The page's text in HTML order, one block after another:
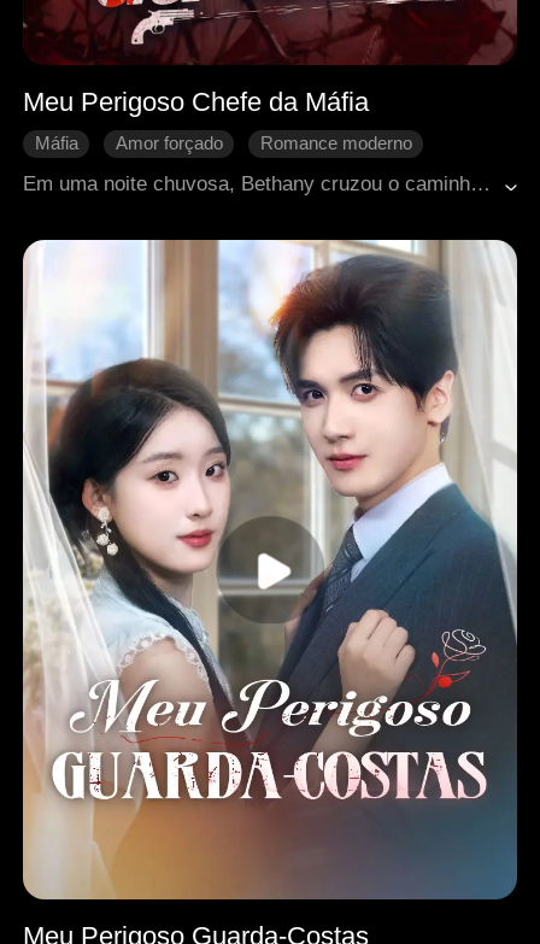
Meu Perigoso Chefe da Máfia
Máfia Amor forçado
Romance moderno
Em uma noite chuvosa, Bethany cruzou o caminho de Matthew, o enigmático líder de uma influente família do submundo. No instante em que a viu, Matthew se apaixonou por ela e não desistiu de conquistá-la. Com o passar do tempo, Bethany acabou se apaixonando por ele, mesmo sabendo dos riscos que envolviam o mundo dele.
Meu Perigoso Guarda-Costas